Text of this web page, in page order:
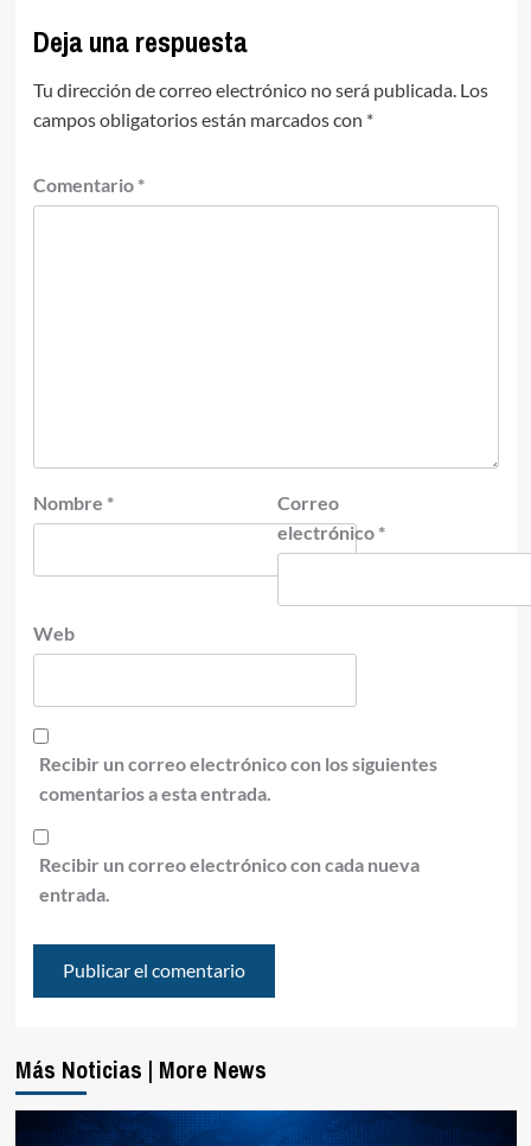
Deja una respuesta
Tu dirección de correo electrónico no será publicada. Los
campos obligatorios están marcados con *
Comentario *
Nombre *
Correo
electrónico *
Web
Recibir un correo electrónico con los siguientes
comentarios a esta entrada.
Recibir un correo electrónico con cada nueva
entrada.
Más Noticias | More News